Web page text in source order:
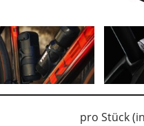
pro Stück